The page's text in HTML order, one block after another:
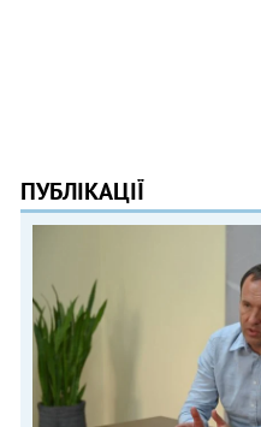
ПУБЛІКАЦІЇ